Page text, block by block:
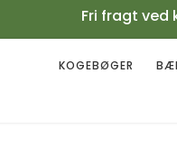
Fri fragt
KOGEBØGER